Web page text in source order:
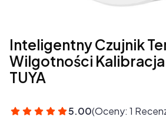
Inteligentny Czujnik
Wilgotności Kalibracja
TUYA
5.00(Oceny: 1